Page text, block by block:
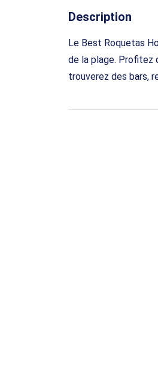
Description
Le Best Roquetas
de la plage. Profitez
trouverez des bars,